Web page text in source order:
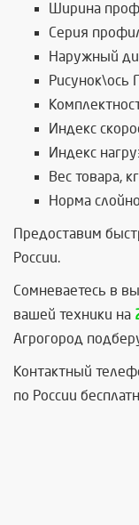
Ширина
Серия
Наружный
Рисунок\ось
Индекс
Индекс
Вес товара,
Норма
Предоставим
России.
Сомневаетесь в
вашей техники на
Агрогород
Контактный
по России